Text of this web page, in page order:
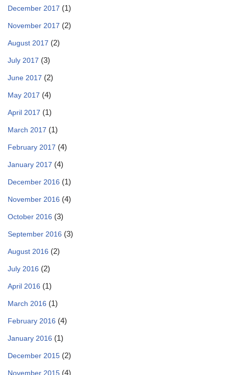
December 2017 (1)
November 2017 (2)
August 2017 (2)
July 2017 (3)
June 2017 (2)
May 2017 (4)
April 2017 (1)
March 2017 (1)
February 2017 (4)
January 2017 (4)
December 2016 (1)
November 2016 (4)
October 2016 (3)
September 2016 (3)
August 2016 (2)
July 2016 (2)
April 2016 (1)
March 2016 (1)
February 2016 (4)
January 2016 (1)
December 2015 (2)
November 2015 (4)